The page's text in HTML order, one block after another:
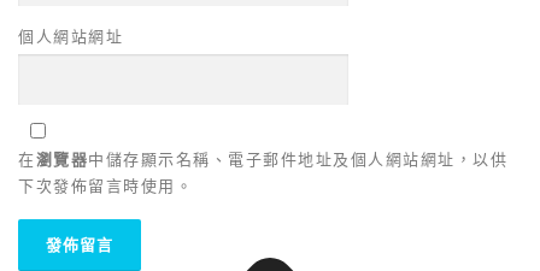
個人網站網址
在瀏覽器中儲存顯示名稱、電子郵件地址及個人網站網址，以供
下次發佈留言時使用。